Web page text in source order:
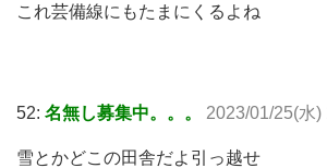
これ芸備線にもたまにくるよね
52: 名無し募集中。。。 2023/01/25(水
雪とかどこの田舎だよ引っ越せ